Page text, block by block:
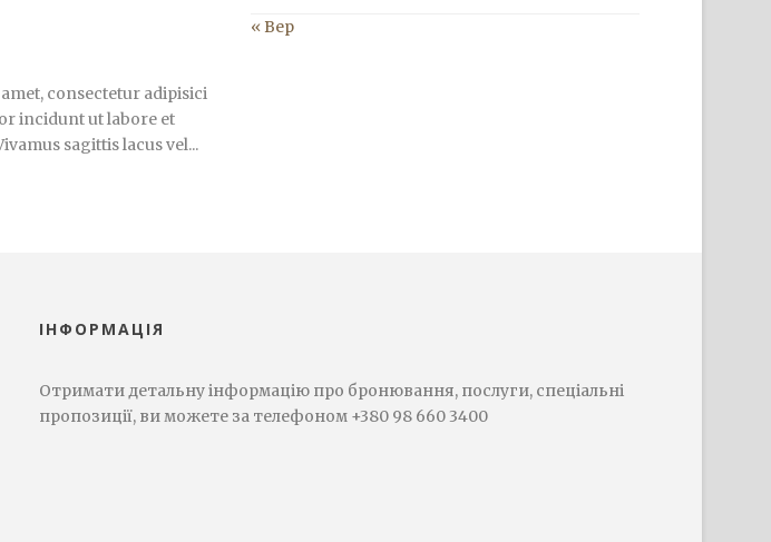
consectetur adipisici
incidunt ut labore et
sagittis lacus vel...
« Вер
ІНФОРМАЦІЯ
Отримати детальну інформацію про бронювання, послуги, спеціальні
пропозиції, ви можете за телефоном +380 98 660 3400